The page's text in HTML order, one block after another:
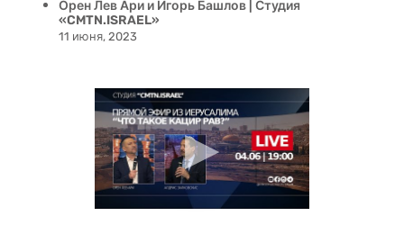
Орен Лев Ари и Игорь Башлов | Студия
«CMTN.ISRAEL»
11 июня, 2023